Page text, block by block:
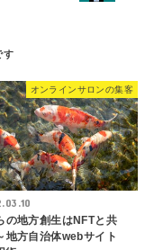
オンラインサロンの集客
の地方創生はNFTと共
地方自治体webサイト